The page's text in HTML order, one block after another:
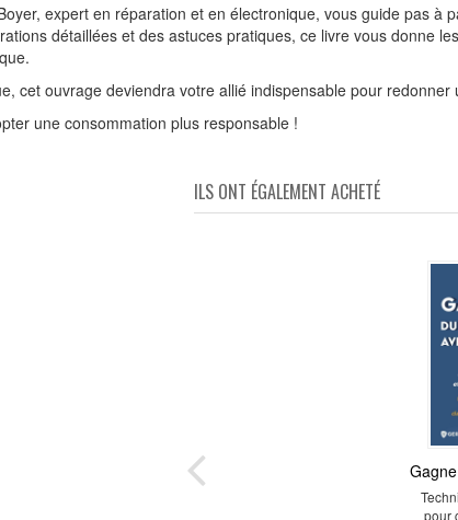
expert en réparation et en électronique, vous guide pas à
détaillées et des astuces pratiques, ce livre vous donne
cet ouvrage deviendra votre allié indispensable pour
une consommation plus responsable !
ILS ONT ÉGALEMENT ACHETÉ
pour